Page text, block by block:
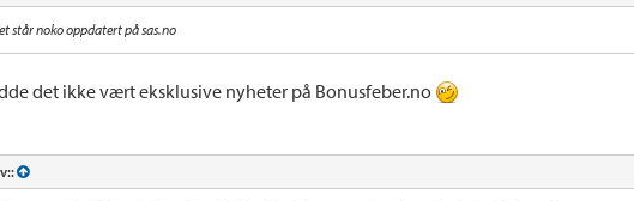
står noko oppdatert på sas.no
det ikke vært eksklusive nyheter på Bonusfeber.no